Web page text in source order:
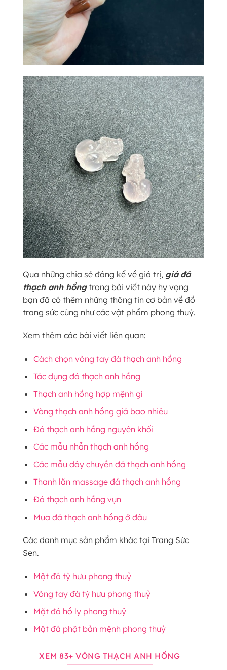
Qua những chia sẻ đáng kể về giá trị, giá đá
thạch anh hồngtrong bài viết này hy vọng
bạn đã có thêm những thông tin cơ bản về đồ
trang sức cùng như các vật phẩm phong thuỷ.
Xem thêm các bài viết liên quan:
Cách chọn vòng tay đá thạch anh hồng
Tác dụng đá thạch anh hồng
Thạch anh hồng hợp mệnh gì
Vòng thạch anh hồng giá bao nhiêu
Đá thạch anh hồng nguyên khối
Các mẫu nhẫn thạch anh hồng
Các mẫu dây chuyền đá thạch anh hồng
Thanh lăn massage đá thạch anh hồng
Đá thạch anh hồng vụn
Mua đá thạch anh hồng ở đâu
Các danh mục sản phẩm khác tại Trang Sức
Sen.
Mặt đá tỳ hưu phong thuỷ
Vòng tay đá tỳ hưu phong thuỷ
Mặt đá hồ ly phong thuỷ
Mặt đá phật bản mệnh phong thuỷ
XEM 83+ VÒNG THẠCH ANH HỒNG